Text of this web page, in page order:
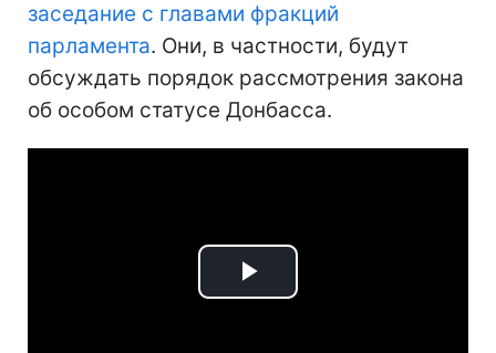
заседание с главами фракций
парламента. Они, в частности, будут
обсуждать порядок рассмотрения закона
об особом статусе Донбасса.
Play